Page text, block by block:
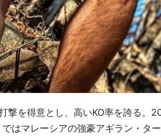
撃を得意とし、高いKO率を誇る。
はマレーシアの強豪アギラン・タ